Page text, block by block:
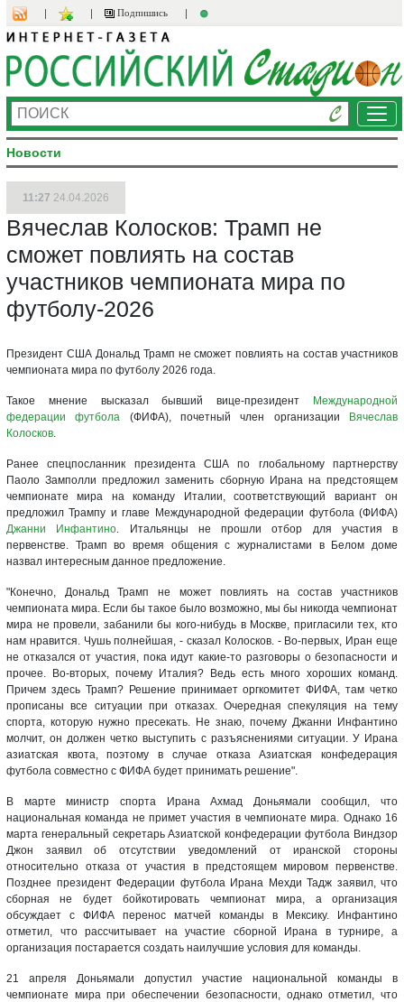
Подпишись
Новости
11:27 24.04.2026
Вячеслав Колосков: Трамп не
сможет повлиять на состав
участников чемпионата мира по
футболу-2026
Президент США Дональд Трамп не сможет повлиять на состав участников
чемпионата мира по футболу 2026 года.
Такое мнение высказал бывший вице-президент
Международной
федерации футбола (ФИФА), почетный член организации
Вячеслав
Колосков.
Ранее спецпосланник президента США по глобальному партнерству
Паоло Замполли предложил заменить сборную Ирана на предстоящем
чемпионате мира на команду Италии, соответствующий вариант он
предложил Трампу и главе Международной федерации футбола (ФИФА)
Джанни Инфантино. Итальянцы не прошли отбор для участия в
первенстве. Трамп во время общения с журналистами в Белом доме
назвал интересным данное предложение.
"Конечно, Дональд Трамп не может повлиять на состав участников
чемпионата мира. Если бы такое было возможно, мы бы никогда чемпионат
мира не провели, забанили бы кого-нибудь в Москве, пригласили тех, кто
нам нравится. Чушь полнейшая, - сказал Колосков. - Во-первых, Иран еще
не отказался от участия, пока идут какие-то разговоры о безопасности и
прочее. Во-вторых, почему Италия? Ведь есть много хороших команд.
Причем здесь Трамп? Решение принимает оргкомитет ФИФА, там четко
прописаны все ситуации при отказах. Очередная спекуляция на тему
спорта, которую нужно пресекать. Не знаю, почему Джанни Инфантино
молчит, он должен четко выступить с разъяснениями ситуации. У Ирана
азиатская квота, поэтому в случае отказа Азиатская конфедерация
футбола совместно с ФИФА будет принимать решение".
В марте министр спорта Ирана Ахмад Доньямали сообщил, что
национальная команда не примет участия в чемпионате мира. Однако 16
марта генеральный секретарь Азиатской конфедерации футбола Виндзор
Джон заявил об отсутствии уведомлений от иранской стороны
относительно отказа от участия в предстоящем мировом первенстве.
Позднее президент Федерации футбола Ирана Мехди Тадж заявил, что
сборная не будет бойкотировать чемпионат мира, а организация
обсуждает с ФИФА перенос матчей команды в Мексику. Инфантино
отметил, что рассчитывает на участие сборной Ирана в турнире, а
организация постарается создать наилучшие условия для команды.
21 апреля Доньямали допустил участие национальной команды в
чемпионате мира при обеспечении безопасности, однако отметил, что